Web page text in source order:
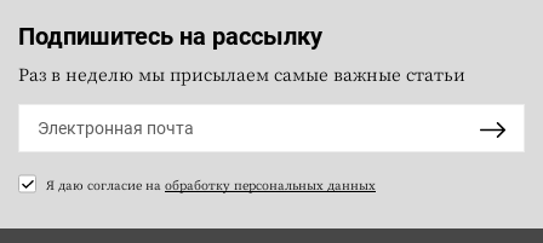
Подпишитесь на рассылку
Раз в неделю мы присылаем самые важные статьи
Я даю согласие на обработку персональных данных